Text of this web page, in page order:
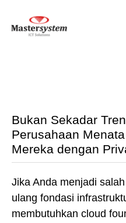
Bukan Sekadar
Perusahaan
Mereka dengan
Jika Anda menjadi
ulang fondasi
membutuhkan cloud